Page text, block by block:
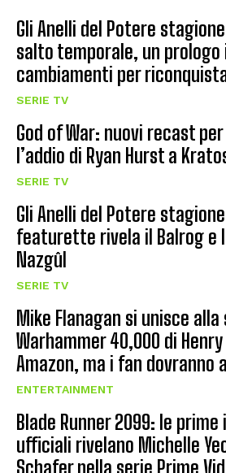
Gli Anelli del Potere
salto temporale, un prologo
cambiamenti per
SERIE TV
God of War: nuovi recast
l’addio di Ryan Hurst a
SERIE TV
Gli Anelli del Potere
featurette rivela il Balrog e
Nazgûl
SERIE TV
Mike Flanagan si unisce alla
Warhammer 40,000 di
Amazon, ma i fan dovranno
ENTERTAINMENT
Blade Runner 2099: le
ufficiali rivelano Michelle
Schafer nella serie Prime